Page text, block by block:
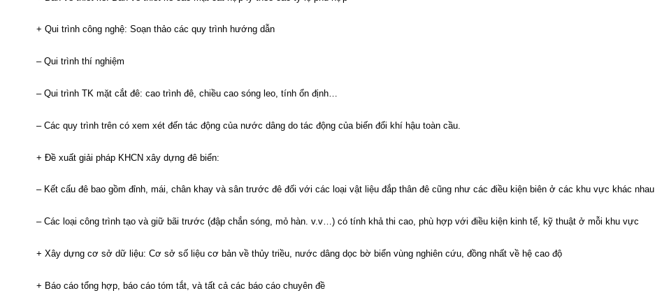
+ Qui trình công nghệ: Soạn thảo các quy trình hướng dẫn
– Qui trình thí nghiệm
– Qui trình TK mặt cắt đê: cao trình đê, chiều cao sóng leo, tính ổn định…
– Các quy trình trên có xem xét đến tác động của nước dâng do tác động của biến đổi khí hậu toàn cầu.
+ Đề xuất giải pháp KHCN xây dựng đê biển:
– Kết cấu đê bao gồm đỉnh, mái, chân khay và sân trước đê đối với các loại vật liệu đắp thân đê cũng như các điều kiện biên ở các khu vực khác nhau
– Các loại công trình tạo và giữ bãi trước (đập chắn sóng, mỏ hàn. v.v…) có tính khả thi cao, phù hợp với điều kiện kinh tế, kỹ thuật ở mỗi khu vực
+ Xây dựng cơ sở dữ liệu: Cơ sở số liệu cơ bản về thủy triều, nước dâng dọc bờ biển vùng nghiên cứu, đồng nhất về hệ cao độ
+ Báo cáo tổng hợp, báo cáo tóm tắt, và tất cả các báo cáo chuyên đề